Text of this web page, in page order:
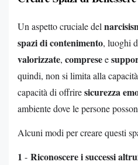
Un aspetto cruciale del
spazi di contenimento, luoghi
valorizzate, compresee
quindi, non si limita alla
capacità di offriresicurezza
ambiente dove le persone
Alcuni modi per creare questi
1 - Riconoscere i successi